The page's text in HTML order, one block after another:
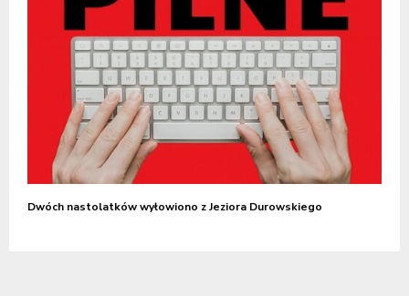
Dwóch nastolatków wyłowiono z Jeziora Durowskiego